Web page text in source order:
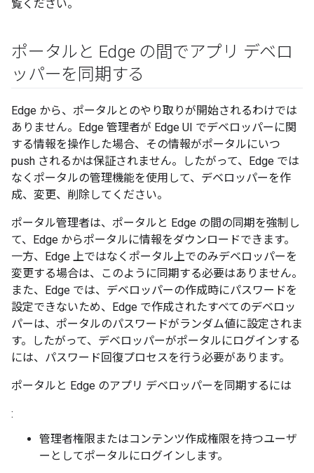
覧ください。
ポータルと Edge の間でアプリ デベロ
ッパーを同期する
Edge から、ポータルとのやり取りが開始されるわけでは
ありません。Edge 管理者が Edge UI でデベロッパーに関
する情報を操作した場合、その情報がポータルにいつ
push されるかは保証されません。したがって、Edge では
なくポータルの管理機能を使用して、デベロッパーを作
成、変更、削除してください。
ポータル管理者は、ポータルと Edge の間の同期を強制し
て、Edge からポータルに情報をダウンロードできます。
一方、Edge 上ではなくポータル上でのみデベロッパーを
変更する場合は、このように同期する必要はありません。
また、Edge では、デベロッパーの作成時にパスワードを
設定できないため、Edge で作成されたすべてのデベロッ
パーは、ポータルのパスワードがランダム値に設定されま
す。したがって、デベロッパーがポータルにログインする
には、パスワード回復プロセスを行う必要があります。
ポータルと Edge のアプリ デベロッパーを同期するには
:
管理者権限またはコンテンツ作成権限を持つユーザ
ーとしてポータルにログインします。